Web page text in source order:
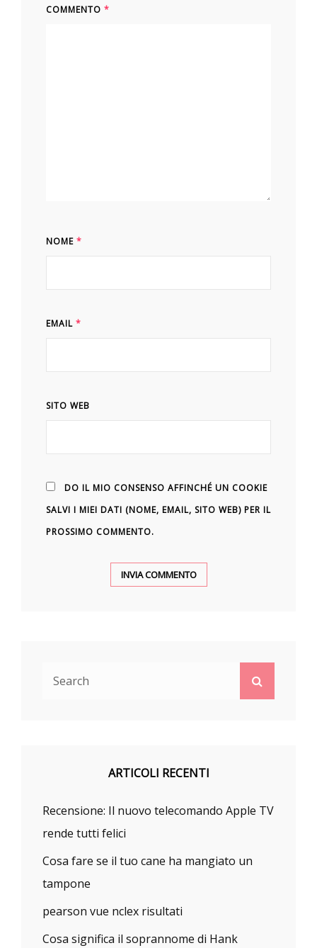
COMMENTO *
NOME *
EMAIL *
SITO WEB
DO IL MIO CONSENSO AFFINCHÉ UN COOKIE
SALVI I MIEI DATI (NOME, EMAIL, SITO WEB) PER IL
PROSSIMO COMMENTO.
ARTICOLI RECENTI
Recensione: Il nuovo telecomando Apple TV
rende tutti felici
Cosa fare se il tuo cane ha mangiato un
tampone
pearson vue nclex risultati
Cosa significa il soprannome di Hank